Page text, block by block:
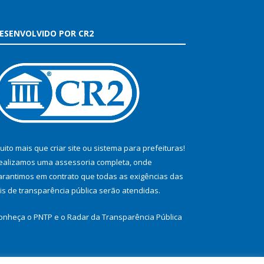
POR CR2
mais que criar site ou sistema para prefeituras!
uma assessoria completa, onde
em contrato que todas as exigências das
de transparência pública serão atendidas.
o PNTP e o Radar da Transparência Pública